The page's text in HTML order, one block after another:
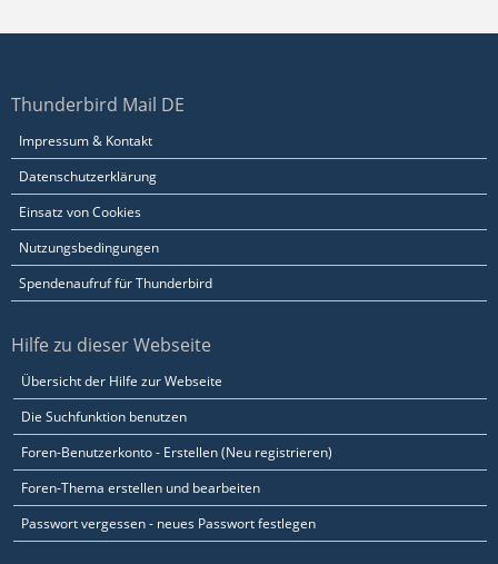
Thunderbird Mail DE
Impressum & Kontakt
Datenschutzerklärung
Einsatz von Cookies
Nutzungsbedingungen
Spendenaufruf für Thunderbird
Hilfe zu dieser Webseite
Übersicht der Hilfe zur Webseite
Die Suchfunktion benutzen
Foren-Benutzerkonto - Erstellen (Neu registrieren)
Foren-Thema erstellen und bearbeiten
Passwort vergessen - neues Passwort festlegen